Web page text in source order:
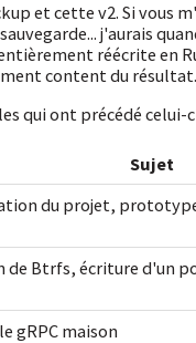
et cette v2. Si vous
j'aurais
réécrite en
content du
qui ont précédé celui-
Sujet
du projet,
de Btrfs, écriture d'un
gRPC maison